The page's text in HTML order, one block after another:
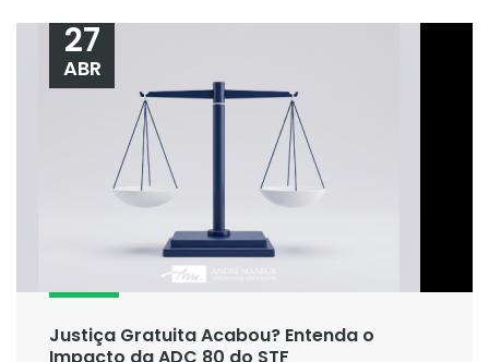
Justiça Gratuita Acabou? Entenda o
27
ABR